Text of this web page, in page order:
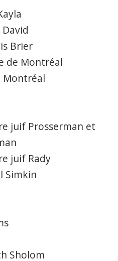
Brier
de Montréal
Montréal
juif Prosserman et
juif Rady
Simkin
Sholom